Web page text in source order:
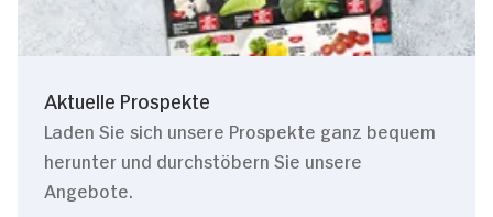
Aktuelle Prospekte
Laden Sie sich unsere Prospekte ganz bequem
herunter und durchstöbern Sie unsere
Angebote.